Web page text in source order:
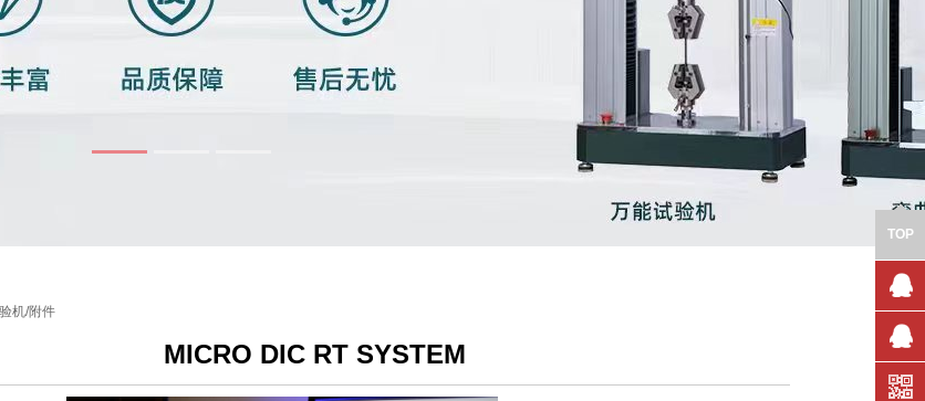
机/附件
MICRO DIC RT SYSTEM
TOP
售前咨
技术支